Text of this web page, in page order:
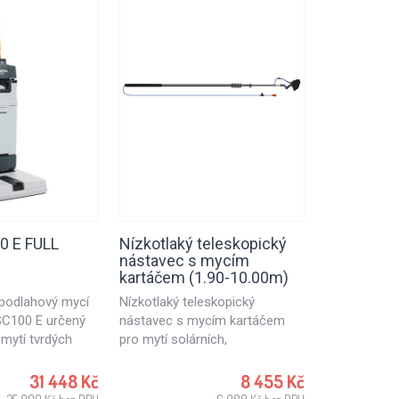
E FULL
mycí
E určený
tvrdých
obchody,
kavárny či
31 448 Kč
Nízkotlaký teleskopický
nástavec s mycím
kartáčem (1.90-10.00m)
Nízkotlaký teleskopický
nástavec s mycím kartáčem
pro mytí solárních,
skleněných ploch budov a
ostatních hladkých ploch ve
8 455 Kč